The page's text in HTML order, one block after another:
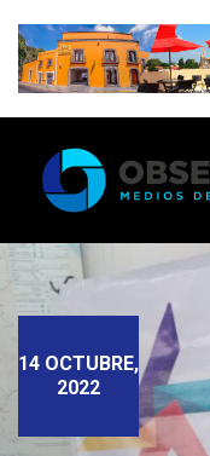
14 OCTUBRE,
2022